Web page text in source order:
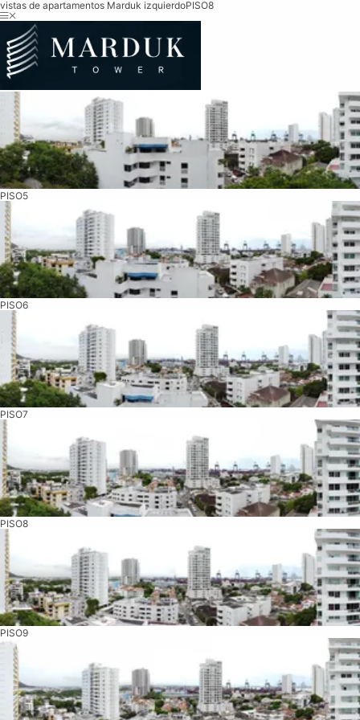
vistas de apartamentos Marduk izquierdoPISO8
PISO5
PISO6
PISO7
PISO8
PISO9